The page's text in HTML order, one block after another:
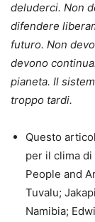
deluderci. Non
difendere
futuro. Non
devono
pianeta. Il
troppo tardi.
Questo
per il clima
People and
Tuvalu;
Namibia;